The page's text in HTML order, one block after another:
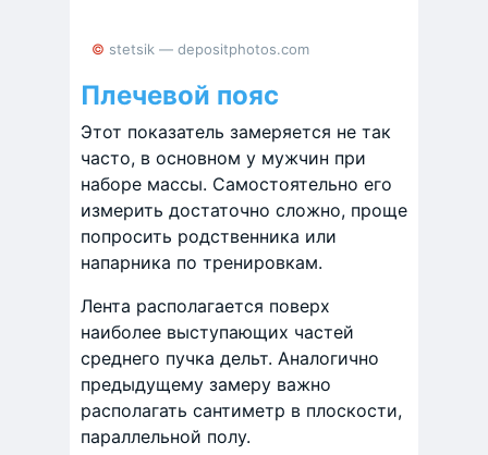
© stetsik — depositphotos.com
Плечевой пояс
Этот показатель замеряется не так
часто, в основном у мужчин при
наборе массы. Самостоятельно его
измерить достаточно сложно, проще
попросить родственника или
напарника по тренировкам.
Лента располагается поверх
наиболее выступающих частей
среднего пучка дельт. Аналогично
предыдущему замеру важно
располагать сантиметр в плоскости,
параллельной полу.